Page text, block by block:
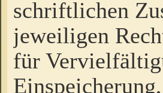
schriftlichen
jeweiligen
für